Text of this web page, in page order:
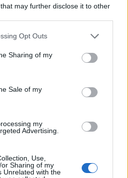
that may further disclose it to other
Opt Outs
Sharing of my
Sale of my
my
Advertising.
Use,
Sharing of my
Unrelated with the
érkező ukrán
fel Bulgáriában –